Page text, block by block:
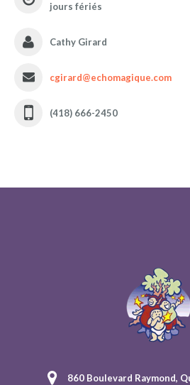
jours fériés
Cathy Girard
cgirard@echomagique.com
(418) 666-2450
860 Boulevard Raymond,